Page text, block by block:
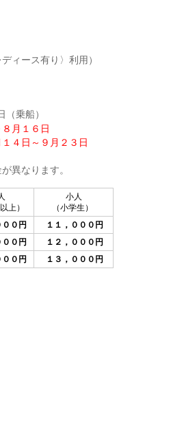
ース有り〉利用）
乗船）
月１６日
月２３日
なります。
上）
小人
（小学生）
００円
１１，０００円
００円
１２，０００円
００円 １３，０００円